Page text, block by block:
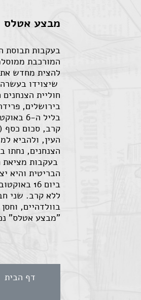
מבצע אטלס
המורכבת
להצית מחדש
שיצוידו
חוליית
בירושלים,
העין, ולהביא
הצנחנים, נחתו
בעקבות מציאת
הבריטית והיא
בוולדהיים,
"מבצע אטלס"
דף הבית